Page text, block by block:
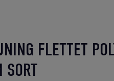
FLETTET